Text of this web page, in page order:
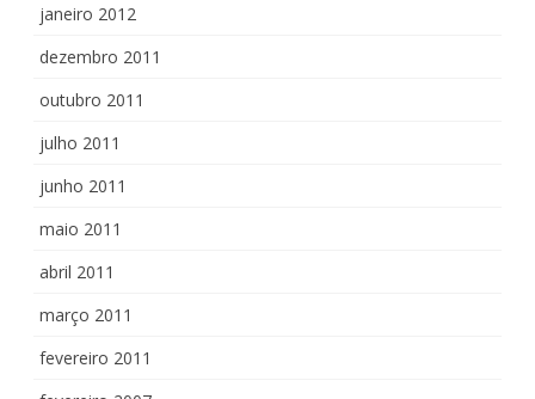
janeiro 2012
dezembro 2011
outubro 2011
julho 2011
junho 2011
maio 2011
abril 2011
março 2011
fevereiro 2011